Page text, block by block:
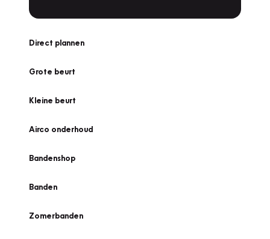
Direct plannen
Grote beurt
Kleine beurt
Airco onderhoud
Bandenshop
Banden
Zomerbanden